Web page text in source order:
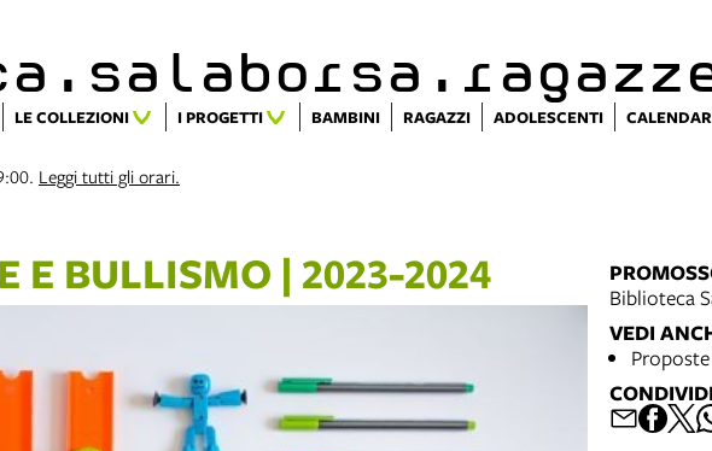
LE COLLEZIONI I PROGETTI BAMBINI RAGAZZI ADOLESCENTI
Leggi tutti gli orari.
E BULLISMO | 2023-2024
Biblioteca
VEDI
CONDIVIDI